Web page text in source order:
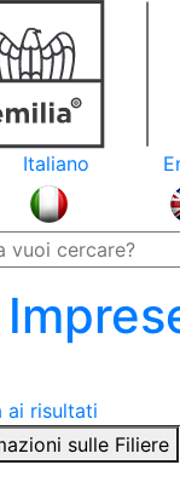
Italiano
ai risultati
sulle Filiere